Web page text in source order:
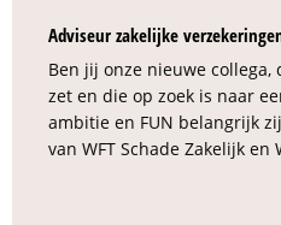
Adviseur zakelijke
Ben jij onze nieuwe
zet en die op zoek is naar
ambitie en FUN belangrijk
van WFT Schade Zakelijk en